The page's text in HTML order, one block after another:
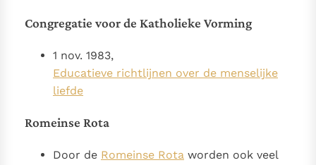
Congregatie voor de Katholieke Vorming
1 nov. 1983,
Educatieve richtlijnen over de menselijke
liefde
Romeinse Rota
Door de Romeinse Rota worden ook veel